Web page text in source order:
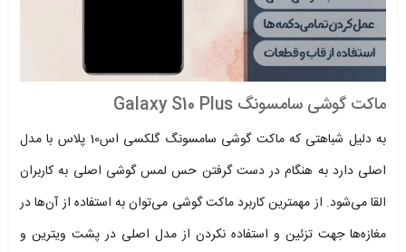
ماکت گوشی سامسونگ Galaxy S10 Plus
به دلیل شباهتی که ماکت گوشی سامسونگ گلکسی اس10 پلاس با مدل
اصلی دارد به هنگام در دست گرفتن حس لمس گوشی اصلی به کاربران
القا می‌شود. از مهمترین کاربرد ماکت‌ گوشی می‌توان به استفاده از آن‌ها در
مغازه‌‌ها جهت تزئین و استفاده نکردن از مدل اصلی در پشت ویترین و